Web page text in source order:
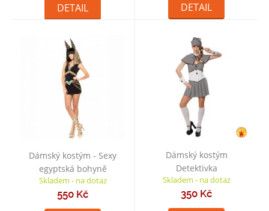
DETAIL DETAIL
Dámský kostým - Sexy
egyptská bohyně
Skladem - na dotaz
550 Kč
Dámský kostým
Detektivka
Skladem - na dotaz
350 Kč